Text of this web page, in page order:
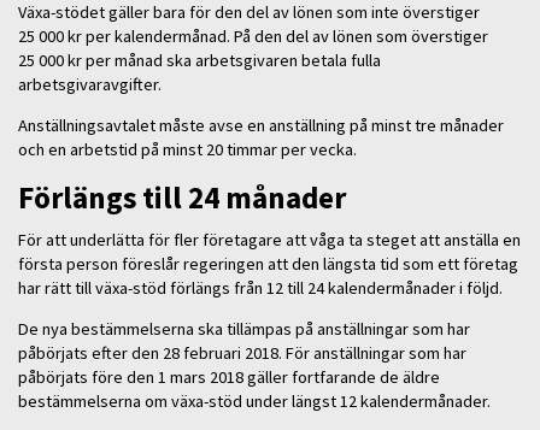
Växa-stödet gäller bara för den del av lönen som inte överstiger
25 000 kr per kalendermånad. På den del av lönen som överstiger
25 000 kr per månad ska arbetsgivaren betala fulla
arbetsgivaravgifter.
Anställningsavtalet måste avse en anställning på minst tre månader
och en arbetstid på minst 20 timmar per vecka.
Förlängs till 24 månader
För att underlätta för fler företagare att våga ta steget att anställa en
första person föreslår regeringen att den längsta tid som ett företag
har rätt till växa-stöd förlängs från 12 till 24 kalendermånader i följd.
De nya bestämmelserna ska tillämpas på anställningar som har
påbörjats efter den 28 februari 2018. För anställningar som har
påbörjats före den 1 mars 2018 gäller fortfarande de äldre
bestämmelserna om växa-stöd under längst 12 kalendermånader.